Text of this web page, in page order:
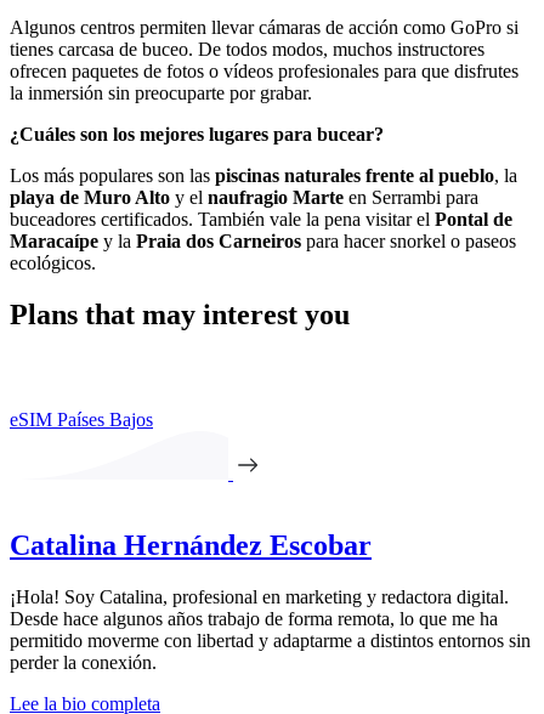
Algunos centros permiten llevar cámaras de acción como GoPro si
tienes carcasa de buceo. De todos modos, muchos instructores
ofrecen paquetes de fotos o vídeos profesionales para que disfrutes
la inmersión sin preocuparte por grabar.
¿Cuáles son los mejores lugares para bucear?
Los más populares son las piscinas naturales frente al pueblo, la
playa de Muro Alto y el naufragio Marte en Serrambi para
buceadores certificados. También vale la pena visitar el Pontal de
Maracaípe y la Praia dos Carneiros para hacer snorkel o paseos
ecológicos.
Plans that may interest you
eSIM Países Bajos
Catalina Hernández Escobar
¡Hola! Soy Catalina, profesional en marketing y redactora digital.
Desde hace algunos años trabajo de forma remota, lo que me ha
permitido moverme con libertad y adaptarme a distintos entornos sin
perder la conexión.
Lee la bio completa